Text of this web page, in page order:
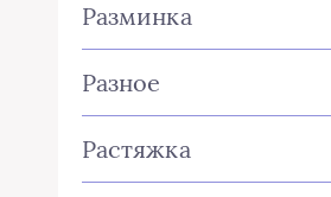
Разминка
Разное
Растяжка